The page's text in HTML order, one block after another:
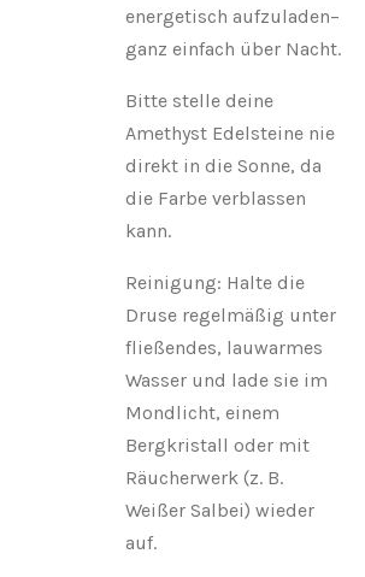
energetisch aufzuladen–
ganz einfach über Nacht.
Bitte stelle deine
Amethyst Edelsteine nie
direkt in die Sonne, da
die Farbe verblassen
kann.
Reinigung: Halte die
Druse regelmäßig unter
fließendes, lauwarmes
Wasser und lade sie im
Mondlicht, einem
Bergkristall oder mit
Räucherwerk (z. B.
Weißer Salbei) wieder
auf.